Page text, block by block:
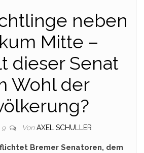
neben
Mitte –
dieser Senat
Wohl der
9 Von AXEL SCHULLER
Bremer Senatoren, dem